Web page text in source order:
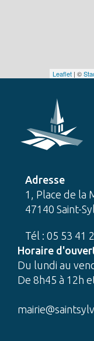
Adresse
1, Place de la
47140 Saint-
Tél : 05 53 41
Horaire
Du lundi au
De 8h45 à 12h
Leaflet | ©